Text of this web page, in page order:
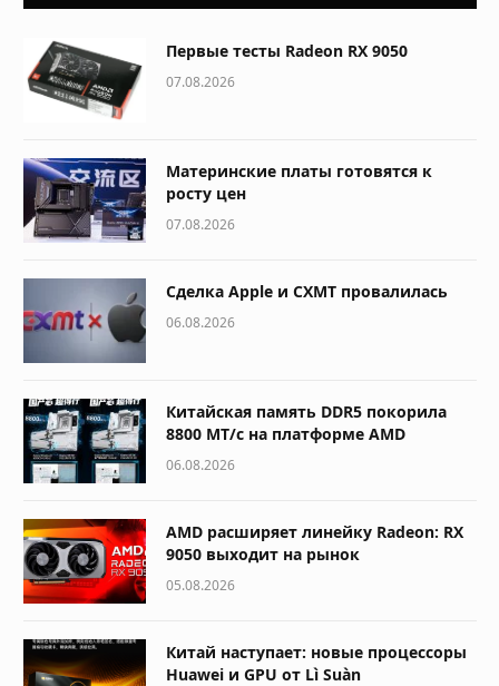
Первые тесты Radeon RX 9050
07.08.2026
Материнские платы готовятся к
росту цен
07.08.2026
Сделка Apple и CXMT провалилась
06.08.2026
Китайская память DDR5 покорила
8800 МТ/с на платформе AMD
06.08.2026
AMD расширяет линейку Radeon: RX
9050 выходит на рынок
05.08.2026
Китай наступает: новые процессоры
Huawei и GPU от Lì Suàn